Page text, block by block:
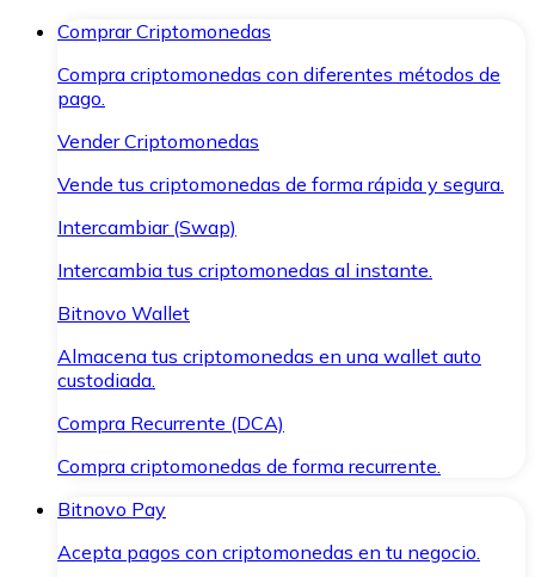
Comprar Criptomonedas
Compra criptomonedas con diferentes métodos de
pago.
Vender Criptomonedas
Vende tus criptomonedas de forma rápida y segura.
Intercambiar (Swap)
Intercambia tus criptomonedas al instante.
Bitnovo Wallet
Almacena tus criptomonedas en una wallet auto
custodiada.
Compra Recurrente (DCA)
Compra criptomonedas de forma recurrente.
Bitnovo Pay
Acepta pagos con criptomonedas en tu negocio.